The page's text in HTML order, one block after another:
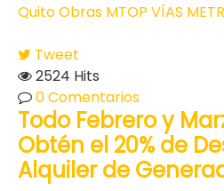
QuitoObras MTOP VÍAS
Tweet
2524 Hits
0 Comentarios
Todo Febrero y
Obtén el 20% de
Alquiler de